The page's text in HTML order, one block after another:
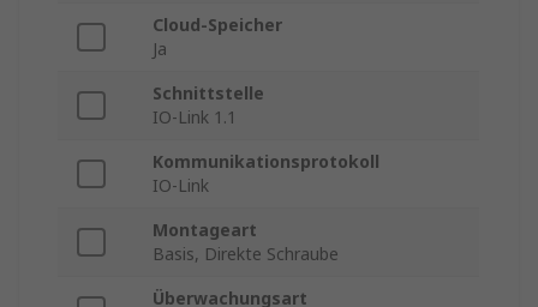
Cloud-Speicher
Ja
Schnittstelle
IO-Link 1.1
Kommunikationsprotokoll
IO-Link
Montageart
Basis, Direkte Schraube
Überwachungsart